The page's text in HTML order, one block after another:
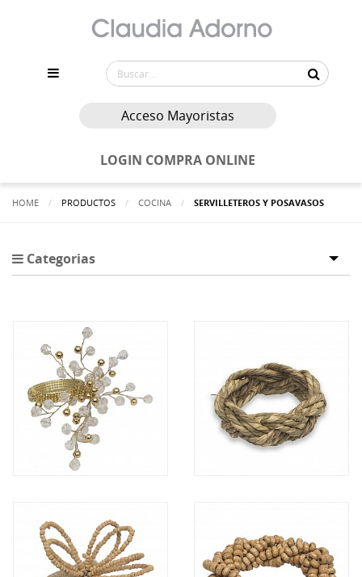
Acceso Mayoristas
LOGIN COMPRA ONLINE
HOME PRODUCTOS COCINA ACTUALMENTE:
SERVILLETEROS Y POSAVASOS
Categorias